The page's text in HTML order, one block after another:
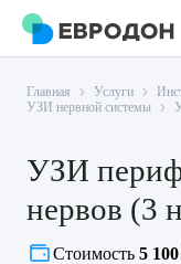
О компании
Новости
Статьи
Врачи
Главная Услуги
УЗИ нервной системы
УЗИ
нервов (3
Стоимость 5